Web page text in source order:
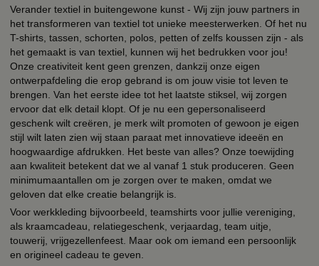
Verander textiel in buitengewone kunst - Wij zijn jouw partners in
het transformeren van textiel tot unieke meesterwerken. Of het nu
T-shirts, tassen, schorten, polos, petten of zelfs koussen zijn - als
het gemaakt is van textiel, kunnen wij het bedrukken voor jou!
Onze creativiteit kent geen grenzen, dankzij onze eigen
ontwerpafdeling die erop gebrand is om jouw visie tot leven te
brengen. Van het eerste idee tot het laatste stiksel, wij zorgen
ervoor dat elk detail klopt. Of je nu een gepersonaliseerd
geschenk wilt creëren, je merk wilt promoten of gewoon je eigen
stijl wilt laten zien wij staan paraat met innovatieve ideeën en
hoogwaardige afdrukken. Het beste van alles? Onze toewijding
aan kwaliteit betekent dat we al vanaf 1 stuk produceren. Geen
minimumaantallen om je zorgen over te maken, omdat we
geloven dat elke creatie belangrijk is.
Voor werkkleding bijvoorbeeld, teamshirts voor jullie vereniging,
als kraamcadeau, relatiegeschenk, verjaardag, team uitje,
touwerij, vrijgezellenfeest. Maar ook om iemand een persoonlijk
en origineel cadeau te geven.